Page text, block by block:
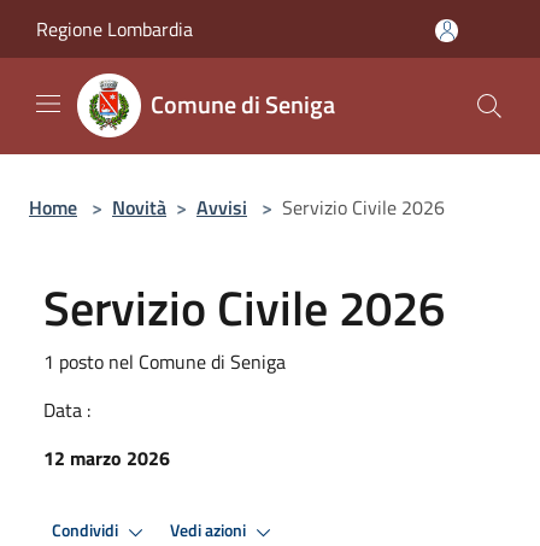
Regione Lombardia
Comune di Seniga
Home > Novità > Avvisi > Servizio Civile 2026
Servizio Civile 2026
1 posto nel Comune di Seniga
Data :
12 marzo 2026
Condividi Vedi azioni